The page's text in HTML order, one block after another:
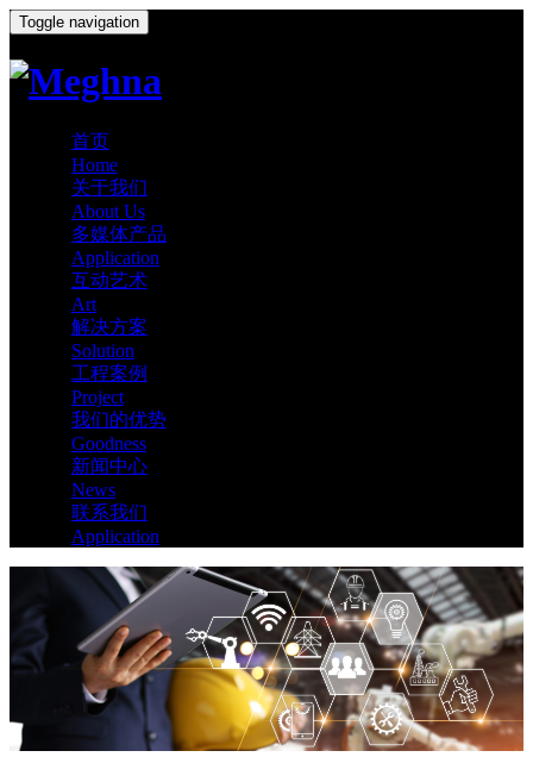
Toggle navigation
首页
Home
关于我们
About Us
多媒体产品
Application
互动艺术
Art
解决方案
Solution
工程案例
Project
我们的优势
Goodness
新闻中心
News
联系我们
Application